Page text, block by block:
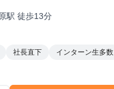
駅 徒歩13分
社長直下 インターン生多数